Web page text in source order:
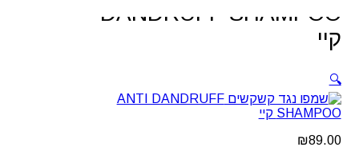
DANDRUFF SHAMPOO
קיי
🔍
₪89.00